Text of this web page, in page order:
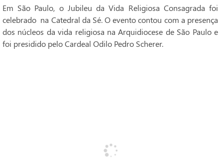
Em São Paulo, o Jubileu da Vida Religiosa Consagrada foi
celebrado na Catedral da Sé. O evento contou com a presença
dos núcleos da vida religiosa na Arquidiocese de São Paulo e
foi presidido pelo Cardeal Odilo Pedro Scherer.